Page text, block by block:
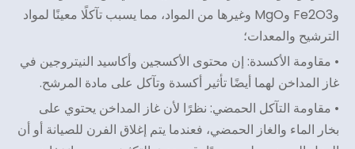
وFe2O3 وMgO وغيرها من المواد، مما يسبب تآكلًا معينًا لمواد
الترشيح والمعدات؛
• مقاومة الأكسدة: إن محتوى الأكسجين وأكاسيد النيتروجين في
غاز المداخن لهما أيضًا تأثير أكسدة وتآكل على مادة المرشح.
• مقاومة التآكل الحمضي: نظرًا لأن غاز المداخن يحتوي على
بخار الماء والغاز الحمضي، فعندما يتم إغلاق الفرن للصيانة أو أن